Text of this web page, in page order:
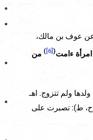
عوف بن مالك،
امرأة ءامت(
[6]
)من
ولم تتزوج. اهـ
ح، ط): تصبرت على